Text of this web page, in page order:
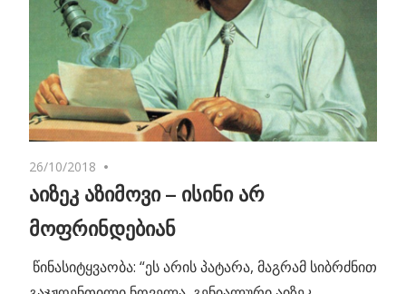
26/10/2018
აიზეკ აზიმოვი – ისინი არ
მოფრინდებიან
წინასიტყვაობა: “ეს არის პატარა, მაგრამ სიბრძნით